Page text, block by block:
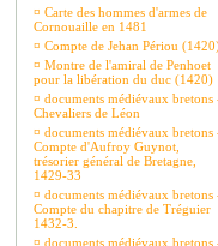
¤ Carte des hommes d'armes de
Cornouaille en 1481
¤ Compte de Jehan Périou
¤ Montre de l'amiral de Penhoet
pour la libération du duc (1420)
¤ documents médiévaux bretons
Chevaliers de Léon
¤ documents médiévaux bretons
Compte d'Aufroy Guynot,
trésorier général de Bretagne,
1429-33
¤ documents médiévaux bretons
Compte du chapitre de Tréguier
1432-3.
¤ documents médiévaux bretons